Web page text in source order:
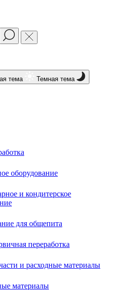
тема Темная тема
оборудование
и кондитерское
для общепита
переработка
и расходные материалы
материалы